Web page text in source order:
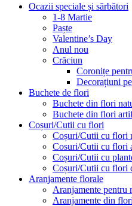
Ocazii speciale și sărbători
1-8 Martie
Paște
Valentine’s Day
Anul nou
Crăciun
Coronițe
Decorațiuni
Buchete de flori
Buchete din flori
Buchete din flori
Coșuri/Cutii cu flori
Coșuri/Cutii cu flori
Cosuri/Cutii cu flori
Coșuri/Cutii cu
Coșuri/Cutii cu flori
Aranjamente florale
Aranjamente pentru
Aranjamente din